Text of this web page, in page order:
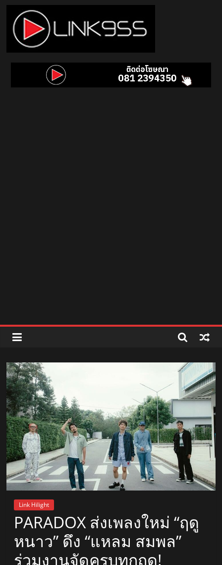
Skip
content
Link
95.5
ลพบุรี
สถานี
ลพบุรี
วิทยุ
FM
ลพบุรี
Link Hilight
PARADOX ส่งเพลงใหม่ “ฤดู
หนาว” ดึง “แหลม สมพล”
ร่วมงานจัดครบทุกฤดู!